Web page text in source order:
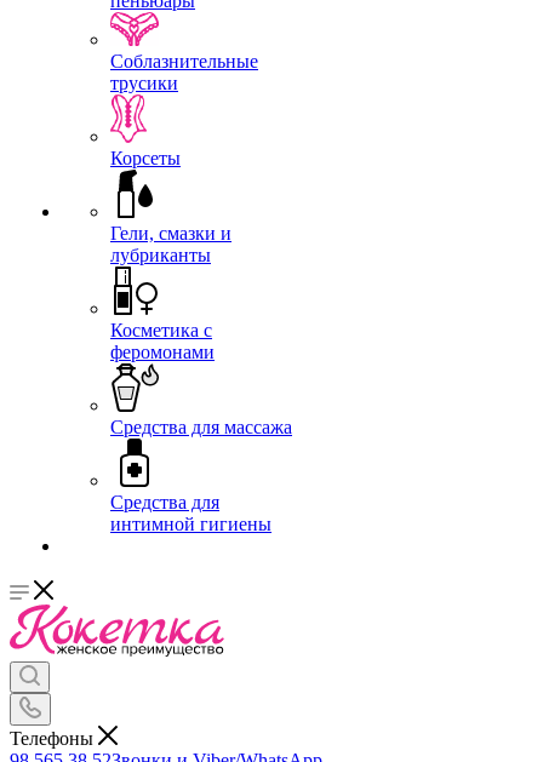
Соблазнительные
трусики
Корсеты
Гели, смазки и
лубриканты
Косметика с
феромонами
Средства для массажа
Средства для
интимной гигиены
Телефоны